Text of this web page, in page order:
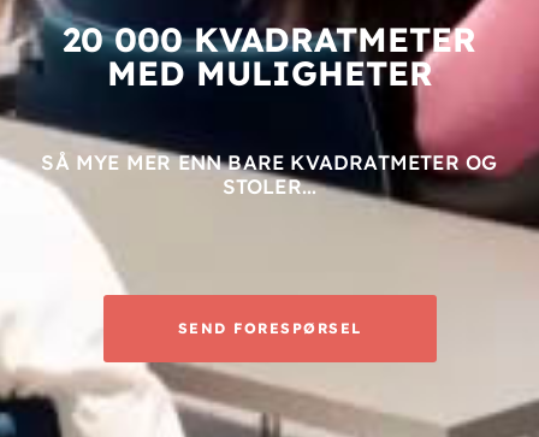
20 000 KVADRATMETER
MED MULIGHETER
SÅ MYE MER ENN BARE KVADRATMETER OG
STOLER...
SEND FORESPØRSEL